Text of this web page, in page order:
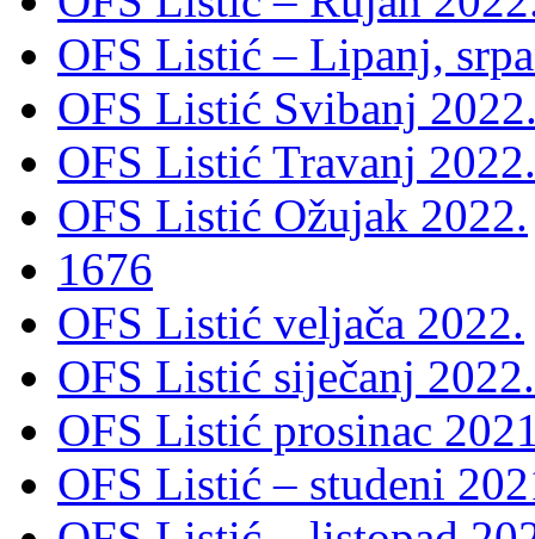
OFS Listić – Lipanj,
OFS Listić Svibanj
OFS Listić Travanj 2022.
OFS Listić Ožujak 2022.
1676
OFS Listić veljača 2022.
OFS Listić siječanj 2022.
OFS Listić prosinac
OFS Listić – studeni